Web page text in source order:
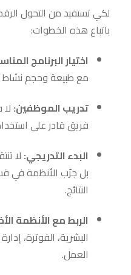
لكي تستفيد من التحول
باتباع هذه الخطوات:
اختيار البرنامج
مع طبيعة وحجم
تدريب الموظفين:
فريق قادر على
البدء التدريجي: لا
بل جرّب الأنظمة في
النتائج.
الربط مع الأنظمة
البشرية، الفوترة،
العمل.